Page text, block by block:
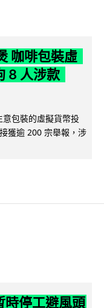
咖啡包裝虛
8 人涉款
包裝的虛擬貨幣投
獲逾 200 宗舉報，涉
時停工避風頭